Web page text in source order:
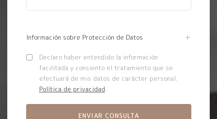
Información sobre Protección de Datos
Declaro haber entendido la información
facilitada y consiento el tratamiento que se
efectuará de mis datos de carácter personal.
Política de privacidad.